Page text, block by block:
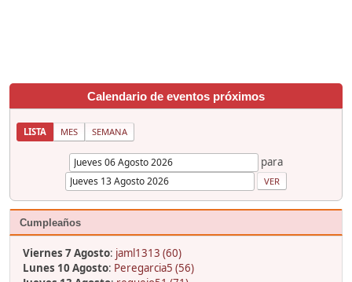
Calendario de eventos próximos
LISTA MES SEMANA
para
Cumpleaños
Viernes 7 Agosto: jaml1313 (60)
Lunes 10 Agosto: Peregarcia5 (56)